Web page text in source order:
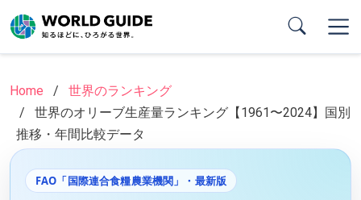
to
main
Home
世界のランキング
世界のオリーブ生産量ランキング【1961〜2024】国別
推移・年間比較データ
FAO「国際連合食糧農業機関」・最新版